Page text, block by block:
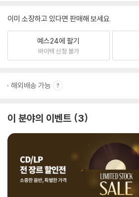
이미 소장하고 있다면 판매해 보세요.
예스24에 팔기
바이백 신청 불가
해외배송 가능
이 분야의 이벤트 3